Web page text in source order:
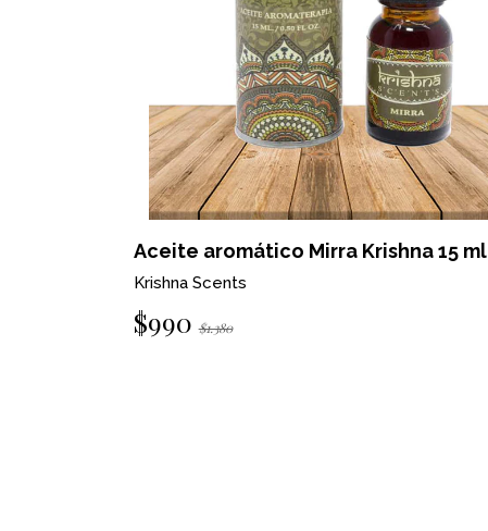
Aceite aromático Ruda Krishna 15 ml
Krishna Scents
$990 $1.380